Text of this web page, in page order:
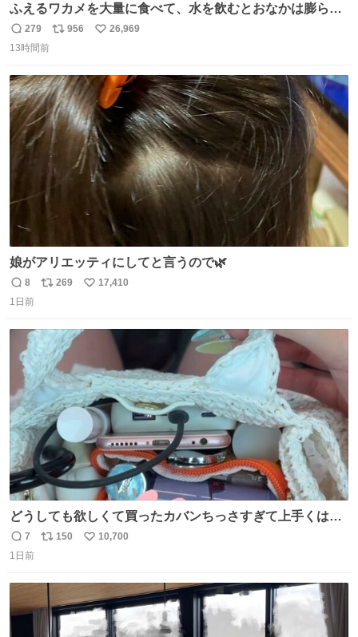
ふえるワカメを大量に食べて、水を飲むとおなかは膨ら
む・・・・！？ ⚠️よい子は絶対マネしないでね⚠️ #夏休み
の自由研究
返
信
279
リ
ト
数
956
い
数
26,969
13時間前
娘がアリエッティにしてと言うので🌿
返
信
8
リ
ト
数
269
い
17,410
1日前
どうしても欲しくて買ったカバンちっさすぎて上手くはめ
ないと荷物入らん。女のカバンってなんでこんなちっさい
の
返
信
7
リ
ト
数
150
い
10,700
1日前